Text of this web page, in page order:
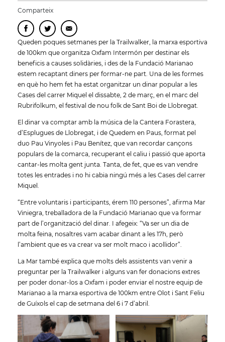
Comparteix
Queden poques setmanes per la Trailwalker, la marxa esportiva
de 100km que organitza Oxfam Intermón per destinar els
beneficis a causes solidàries, i des de la Fundació Marianao
estem recaptant diners per formar-ne part. Una de les formes
en què ho hem fet ha estat organitzar un dinar popular a les
Cases del carrer Miquel el dissabte, 2 de març, en el marc del
Rubrifolkum, el festival de nou folk de Sant Boi de Llobregat.
El dinar va comptar amb la música de la Cantera Forastera,
d’Esplugues de Llobregat, i de Quedem en Paus, format pel
duo Pau Vinyoles i Pau Benítez, que van recordar cançons
populars de la comarca, recuperant el caliu i passió que aporta
cantar-les molta gent junta. Tanta, de fet, que es van vendre
totes les entrades i no hi cabia ningú més a les Cases del carrer
Miquel.
“Entre voluntaris i participants, érem 110 persones”, afirma Mar
Viniegra, treballadora de la Fundació Marianao que va formar
part de l’organització del dinar. I afegeix: “Va ser un dia de
molta feina, nosaltres vam acabar dinant a les 17h, però
l’ambient que es va crear va ser molt maco i acollidor”.
La Mar també explica que molts dels assistents van venir a
preguntar per la Trailwalker i alguns van fer donacions extres
per poder donar-los a Oxfam i poder enviar el nostre equip de
Marianao a la marxa esportiva de 100km entre Olot i Sant Feliu
de Guíxols el cap de setmana del 6 i 7 d’abril.